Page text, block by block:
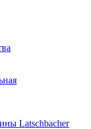
Latschbacher